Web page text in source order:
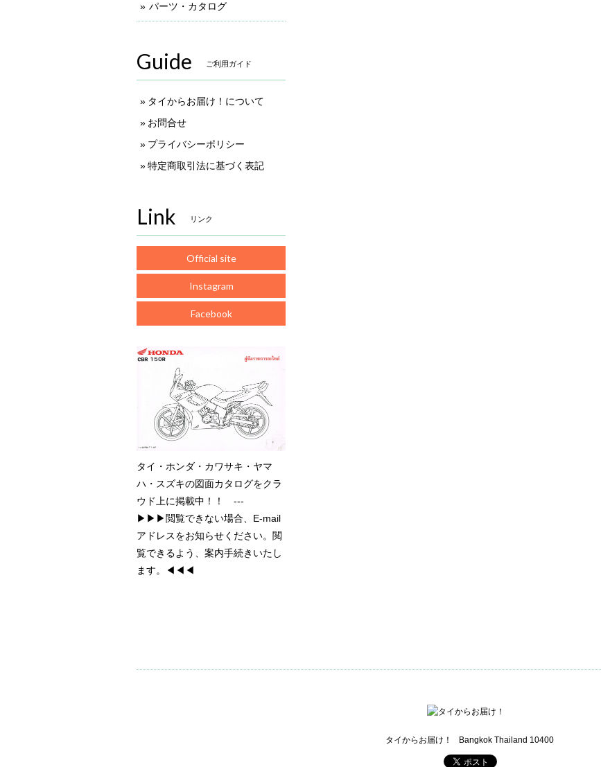
パーツ・カタログ
Guide ご利用ガイド
タイからお届け！について
お問合せ
プライバシーポリシー
特定商取引法に基づく表記
Link リンク
Official site
Instagram
Facebook
タイ・ホンダ・カワサキ・ヤマ
ハ・スズキの図面カタログをクラ
ウド上に掲載中！！ ---
▶▶▶閲覧できない場合、E-mail
アドレスをお知らせください。閲
覧できるよう、案内手続きいたし
ます。◀◀◀
タイからお届け！ Bangkok Thailand 10400